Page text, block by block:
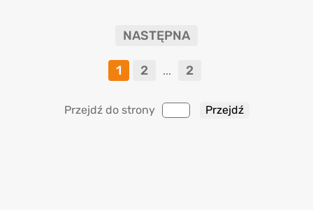
NASTĘPNA
1 2 ... 2
Przejdź do strony